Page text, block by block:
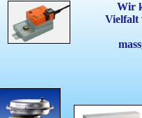
Wir
Vielfalt